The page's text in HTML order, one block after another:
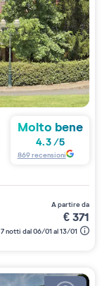
Molto bene
4.3/5
869recensioni
a partire da
€371
7 notti dal 06/01 al 13/01